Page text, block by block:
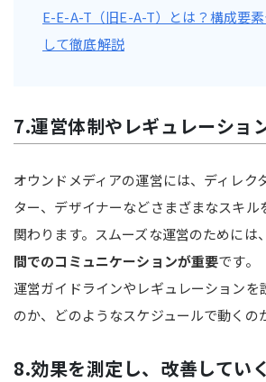
E-E-A-T（旧E-A-T）とは？構成要
して徹底解説
7.運営体制やレギュレーショ
オウンドメディアの運営には、ディレク
ター、デザイナーなどさまざまなスキル
関わります。スムーズな運営のためには
間でのコミュニケーションが重要です。
運営ガイドラインやレギュレーションを
のか、どのようなスケジュールで動くの
8.効果を測定し、改善していく